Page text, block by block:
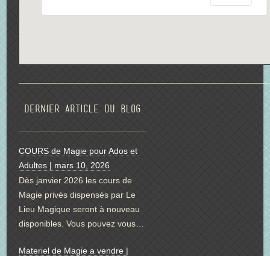
Dernier article du blog
COURS de Magie pour Ados et
Adultes | mars 10, 2026
Dès janvier 2026 les cours de
Magie privés dispensés par Le
Lieu Magique seront à nouveau
disponibles. Vous pouvez vous…
Materiel de Magie a vendre |